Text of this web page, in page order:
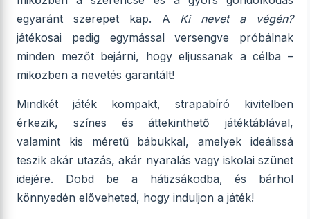
egyaránt szerepet kap. A Ki nevet a végén?
játékosai pedig egymással versengve próbálnak
minden mezőt bejárni, hogy eljussanak a célba –
miközben a nevetés garantált!
Mindkét játék kompakt, strapabíró kivitelben
érkezik, színes és áttekinthető játéktáblával,
valamint kis méretű bábukkal, amelyek ideálissá
teszik akár utazás, akár nyaralás vagy iskolai szünet
idejére. Dobd be a hátizsákodba, és bárhol
könnyedén előveheted, hogy induljon a játék!